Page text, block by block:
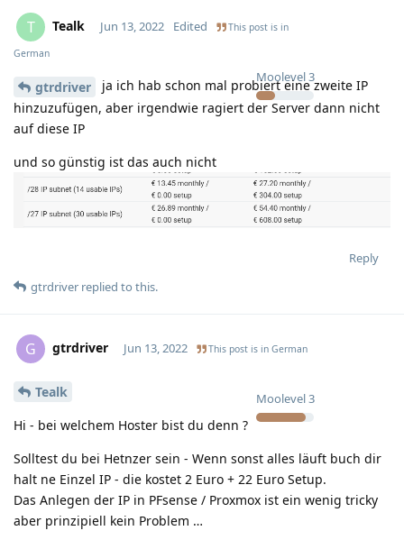
T Tealk
Moolevel3
Jun 13, 2022 Edited This post is in
German
gtrdriver
ja ich hab schon mal probiert eine zweite IP
hinzuzufügen, aber irgendwie ragiert der Server dann nicht
auf diese IP
und so günstig ist das auch nicht
Reply
gtrdriver replied to this.
G gtrdriver
Moolevel3
Jun 13, 2022 This post is in German
Tealk
Hi - bei welchem Hoster bist du denn ?
Solltest du bei Hetnzer sein - Wenn sonst alles läuft buch dir
halt ne Einzel IP - die kostet 2 Euro + 22 Euro Setup.
Das Anlegen der IP in PFsense / Proxmox ist ein wenig tricky
aber prinzipiell kein Problem …